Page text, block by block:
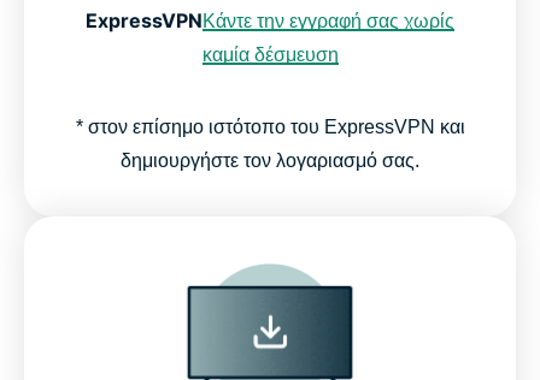
ExpressVPNΚάντε την εγγραφή σας χωρίς
καμία δέσμευση
* στον επίσημο ιστότοπο του ExpressVPN και
δημιουργήστε τον λογαριασμό σας.